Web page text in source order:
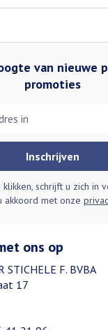
van nieuwe
promoties
Inschrijven
schrijft u zich in
akkoord met onze
ons op
STICHELE F. BVBA
17